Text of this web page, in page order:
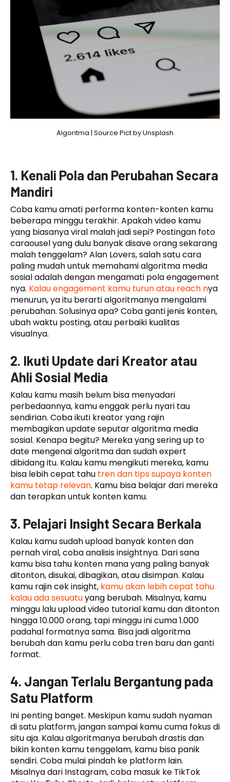
Algoritma | Source Pict by Unsplash
1. Kenali Pola dan Perubahan Secara
Mandiri
Coba kamu amati performa konten-konten kamu
beberapa minggu terakhir. Apakah video kamu
yang biasanya viral malah jadi sepi? Postingan foto
caraousel yang dulu banyak disave orang sekarang
malah tenggelam? Alan Lovers, salah satu cara
paling mudah untuk memahami algoritma media
sosial adalah dengan mengamati pola engagement
nya. Kalau engagement kamu turun atau reach nya
menurun, ya itu berarti algoritmanya mengalami
perubahan. Solusinya apa? Coba ganti jenis konten,
ubah waktu posting, atau perbaiki kualitas
visualnya.
2. Ikuti Update dari Kreator atau
Ahli Sosial Media
Kalau kamu masih belum bisa menyadari
perbedaannya, kamu enggak perlu nyari tau
sendirian. Coba ikuti kreator yang rajin
membagikan update seputar algoritma media
sosial. Kenapa begitu? Mereka yang sering up to
date mengenai algoritma dan sudah expert
dibidang itu. Kalau kamu mengikuti mereka, kamu
bisa lebih cepat tahu tren dan tips supaya konten
kamu tetap relevan. Kamu bisa belajar dari mereka
dan terapkan untuk konten kamu.
3. Pelajari Insight Secara Berkala
Kalau kamu sudah upload banyak konten dan
pernah viral, coba analisis insightnya. Dari sana
kamu bisa tahu konten mana yang paling banyak
ditonton, disukai, dibagikan, atau disimpan. Kalau
kamu rajin cek insight, kamu akan lebih cepat tahu
kalau ada sesuatuyang berubah. Misalnya, kamu
minggu lalu upload video tutorial kamu dan ditonton
hingga 10.000 orang, tapi minggu ini cuma 1.000
padahal formatnya sama. Bisa jadi algoritma
berubah dan kamu perlu coba tren baru dan ganti
format.
4. Jangan Terlalu Bergantung pada
Satu Platform
Ini penting banget. Meskipun kamu sudah nyaman
di satu platform, jangan sampai kamu cuma fokus di
situ aja. Kalau algoritmanya berubah drastis dan
bikin konten kamu tenggelam, kamu bisa panik
sendiri. Coba mulai pindah ke platform lain.
Misalnya dari Instagram, coba masuk ke TikTok